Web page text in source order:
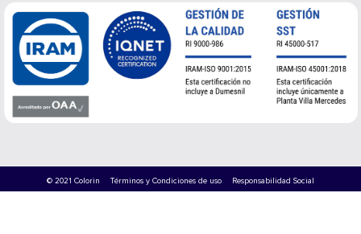
© 2021 Colorin Términos y Condiciones de uso Responsabilidad Social